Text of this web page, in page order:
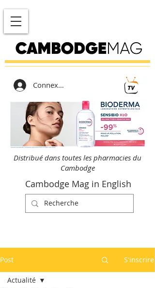
Connexion
Distribué dans toutes les pharmacies du
Cambodge
Cambodge Mag in English
Post S'inscrire
Actualité